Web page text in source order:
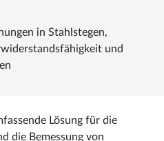
in Stahlstegen,
und
Lösung für die
die Bemessung von